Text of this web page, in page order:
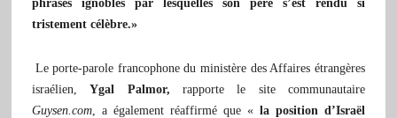
phrases ignobles par lesquelles son père s’est rendu si
tristement célèbre.»
Le porte-parole francophone du ministère des Affaires étrangères
israélien,Ygal Palmor, rapporte le site communautaire
Guysen.com, a également réaffirmé que «la position d’Israël